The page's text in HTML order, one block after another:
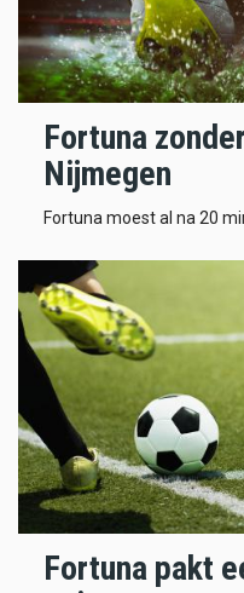
Fortuna
Nijmegen
Fortuna moest al na 20
Fortuna pakt